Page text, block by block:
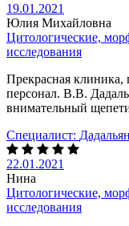
19.01.2021
Юлия Михайловна
Цитологические,
исследования
Прекрасная
персонал. В.В.
внимательный
Специалист:
22.01.2021
Нина
Цитологические,
исследования